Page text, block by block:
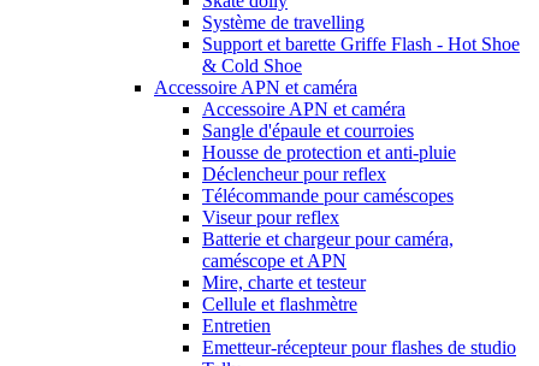
Système de travelling
Support et barette Griffe Flash - Hot Shoe
& Cold Shoe
Accessoire APN et caméra
Accessoire APN et caméra
Sangle d'épaule et courroies
Housse de protection et anti-pluie
Déclencheur pour reflex
Télécommande pour caméscopes
Viseur pour reflex
Batterie et chargeur pour caméra,
caméscope et APN
Mire, charte et testeur
Cellule et flashmètre
Entretien
Emetteur-récepteur pour flashes de studio